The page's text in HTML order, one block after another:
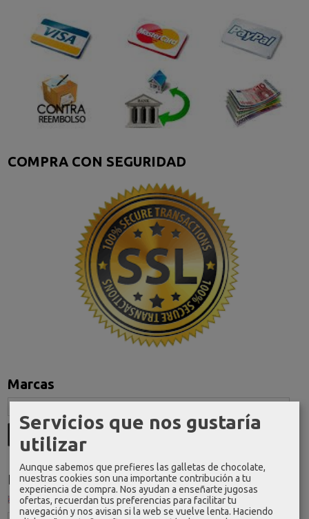
COMPRA CON SEGURIDAD
Marcas
Idioma
Servicios que nos gustaría
utilizar
Aunque sabemos que prefieres las galletas de chocolate,
nuestras cookies son una importante contribución a tu
experiencia de compra. Nos ayudan a enseñarte jugosas
ofertas, recuerdan tus preferencias para facilitar tu
navegación y nos avisan si la web se vuelve lenta. Haciendo